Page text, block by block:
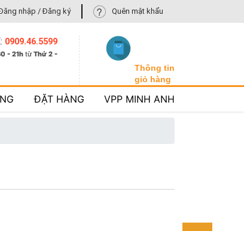
Quên mật khẩu
nhập / Đăng ký
0909.46.5599
- 21h từThứ 2 -
Thông tin
giỏ hàng
ĐẶT HÀNG VPP MINH ANH